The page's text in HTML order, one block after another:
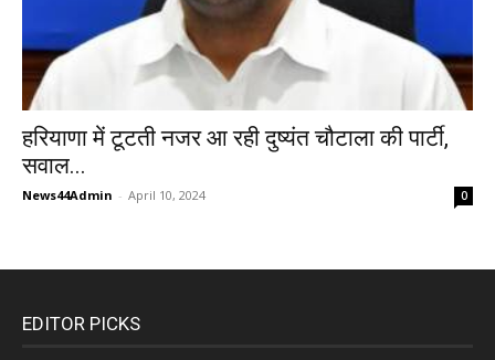
हरियाणा में टूटती नजर आ रही दुष्यंत चौटाला की पार्टी,
सवाल...
News44Admin - April 10, 2024 0
EDITOR PICKS